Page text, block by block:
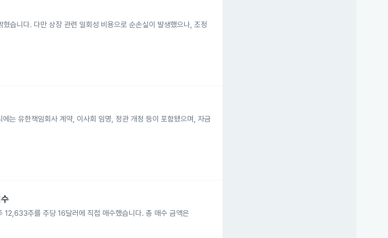
니다. 다만 상장 관련 일회성 비용으로 순손실이 발생했으나, 조정
는 유한책임회사 계약, 이사회 임명, 정관 개정 등이 포함됐으며, 자금
주를 주당 16달러에 직접 매수했습니다. 총 매수 금액은